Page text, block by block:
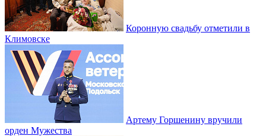
Коронную свадьбу отметили в
Климовске
Артему Горшенину вручили
орден Мужества